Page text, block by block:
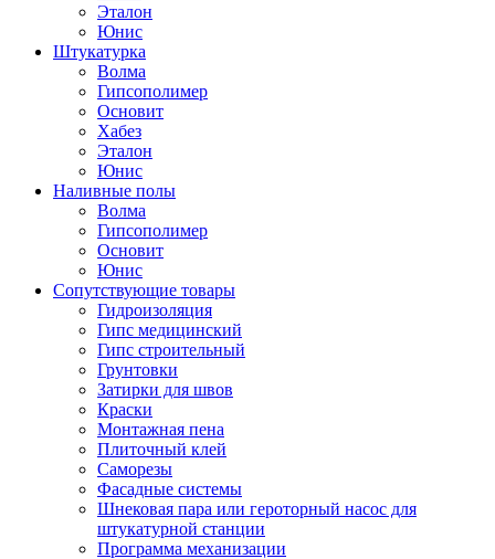
Эталон
Юнис
Штукатурка
Волма
Гипсополимер
Основит
Хабез
Эталон
Юнис
Наливные полы
Волма
Гипсополимер
Основит
Юнис
Сопутствующие товары
Гидроизоляция
Гипс медицинский
Гипс строительный
Грунтовки
Затирки для швов
Краски
Монтажная пена
Плиточный клей
Саморезы
Фасадные системы
Шнековая пара или героторный насос для
штукатурной станции
Программа механизации